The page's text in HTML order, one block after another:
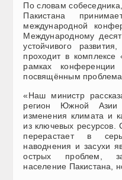
По словам
Пакистана
международной
Международному
устойчивого
проходит в
рамках
посвящённым
«Наш министр
регион Южной Азии
изменения климата и
из ключевых ресурсов.
перерастает в
наводнения и засухи
острых проблем,
население Пакистана,